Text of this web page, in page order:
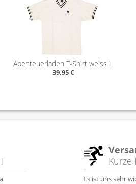
Abenteuerladen T-Shirt weiss L
39,95 €
Kurze
Es ist uns sehr